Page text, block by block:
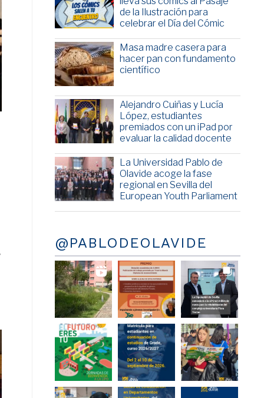
de la Ilustración para
celebrar el Día del Cómic
Masa madre casera para
hacer pan con fundamento
científico
Alejandro Cuiñas y Lucía
López, estudiantes
premiados con un iPad por
evaluar la calidad docente
La Universidad Pablo de
Olavide acoge la fase
regional en Sevilla del
European Youth Parliament
@PABLODEOLAVIDE